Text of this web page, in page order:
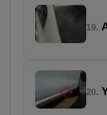
19.
20.